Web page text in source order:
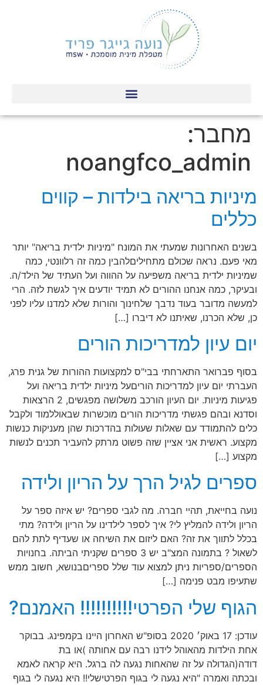
מחבר:
noangfco_admin
מיניות בריאה בילדות – קווים
כללים
בשנים האחרונות שמעתי את המונח "מיניות ילדית בריאה" יותר
מאי פעם. נראה שכולם מתחיליםלהבין כמה זה רלוונטי, כמה
שמיניות ילדית בריאה משפיעה על ההווה ועל העתיד של הילד/ה.
ובעיקר, כמה אנחנו ההורים לא תמיד יודעים איך לגשת לזה. הרי
למעשה מדובר בעוד נדבך שלחינוך והורות שלא למדנו עליו לפני
כן, שלא הכרנו, שאיתנו לא דיברו […]
יום עיון למדריכות הורים
בסוף פברואר התארחתי בבי"ס למקצועות ההורות של גנית פרג,
העברתי יום עיון למדריכות הוריםעל מיניות ילדית בריאה ועל
פגיעות מיניות. יום העיון הורכב משלושה מפגשים, 2 הרצאות
וסדנא ובהם פגשתי מדריכות הורים מוכשרות שבאוללמוד ולקבל
כלים להתמודד עם שאלות שעולות בהדרכות שהן מעניקות כנשות
מקצוע. ראשית אני אציין שזה פשוט מרתק להעביר תכנים לנשות
מקצוע […]
ספרים לגיל הרך על הריון ולידה
נועה בחייאת, תהיי חברה. מה לגבי ספרים? יש איזה ספר על
הריון ולידה להמליץ לי? איך לספר לילדינו על הריון ולידה? מתי
בכלל לתווך את זה? האם ליזום את השיחה או שעדיף לתת להם
לשאול ? בתמונה המצ"ב יש 3 ספרים שקניתי הביתה. בחנויות
הספרים/ספריות ניתן למצוא עוד שלל ספריםבנושא, חשוב ממש
שתעיפו מבט פנימה […]
הגוף שלי הפרטי!!!!!!!!!! האמנם?
עודכן: 17 באוק׳ 2020 בסופ"ש האחרון היינו בקמפינג. בבוקר
אחת הילדות מהאוהל לידנו רבה עם אחותה )או בת
דודה(הגדולה על זה שהאחות נגעה לה ברגל. היא קראה לאמא
ובכתה ואמרה "היא נגעה לי בגוף הפרטישלי!! היא נגעה לי בגוף